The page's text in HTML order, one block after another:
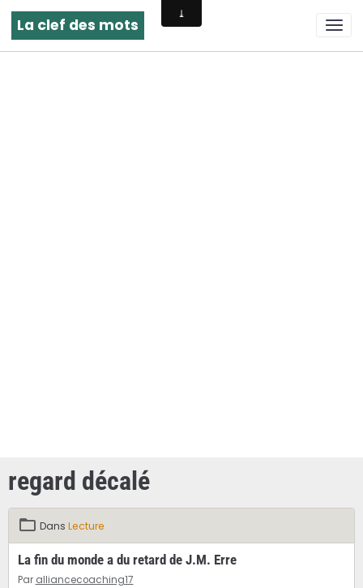
La clef des mots
regard décalé
Dans Lecture
La fin du monde a du retard de J.M. Erre
Par alliancecoaching17